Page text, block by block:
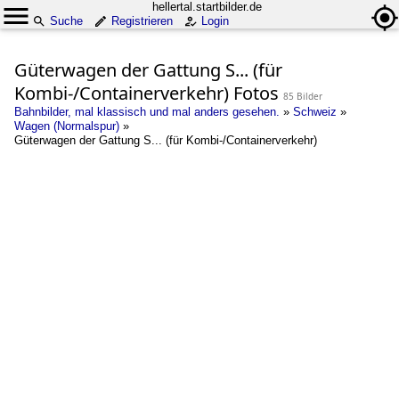
hellertal.startbilder.de
Suche
Registrieren Login
Güterwagen der Gattung S... (für
Kombi-/Containerverkehr) Fotos 85 Bilder
Bahnbilder, mal klassisch und mal anders gesehen. » Schweiz »
Wagen (Normalspur) »
Güterwagen der Gattung S... (für Kombi-/Containerverkehr)